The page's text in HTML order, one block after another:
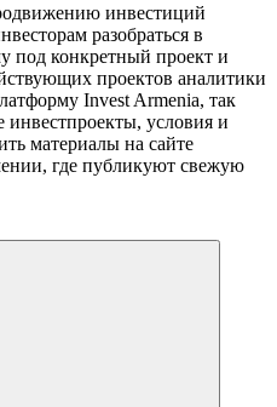
инвестиций
разобраться в
под конкретный проект и
проектов аналитики
Invest Armenia, так
условия и
материалы на сайте
где публикуют свежую